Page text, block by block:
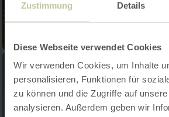
Zustimmung Details
Diese Webseite verwendet Cookies
Wir verwenden Cookies, um Inhalte
personalisieren, Funktionen für
zu können und die Zugriffe auf
analysieren. Außerdem geben wir